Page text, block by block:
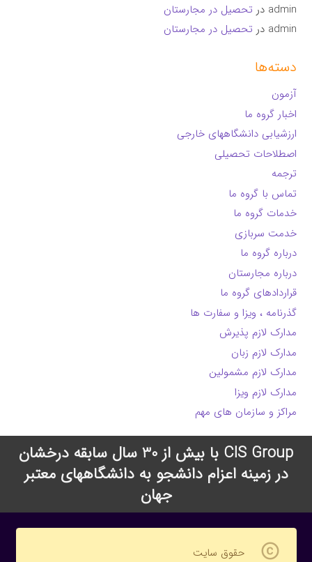
admin در تحصیل در مجارستان
admin در تحصیل در مجارستان
دسته‌ها
آزمون
اخبار گروه ما
ارزشیابی دانشگاههای خارجی
اصطلاحات تحصیلی
ترجمه
تماس با گروه ما
خدمات گروه ما
خدمت سربازی
درباره گروه ما
درباره مجارستان
قراردادهای گروه ما
گذرنامه ، ویزا و سفارت ها
مدارک لازم پذیرش
مدارک لازم زبان
مدارک لازم مشمولین
مدارک لازم ویزا
مراکز و سازمان های مهم
CIS Group با بیش از 30 سال سابقه درخشان
در زمینه اعزام دانشجو به دانشگاههای معتبر
جهان
copyright حقوق سایت